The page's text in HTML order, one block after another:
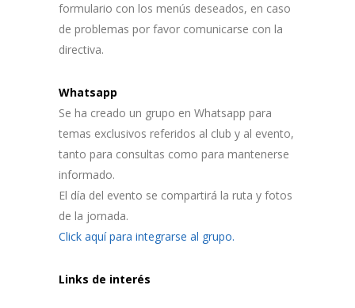
formulario con los menús deseados, en caso
de problemas por favor comunicarse con la
directiva.
Whatsapp
Se ha creado un grupo en Whatsapp para
temas exclusivos referidos al club y al evento,
tanto para consultas como para mantenerse
informado.
El día del evento se compartirá la ruta y fotos
de la jornada.
Click aquí para integrarse al grupo.
Links de interés